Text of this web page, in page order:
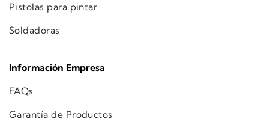
Pistolas para pintar
Soldadoras
Información Empresa
FAQs
Garantía de Productos